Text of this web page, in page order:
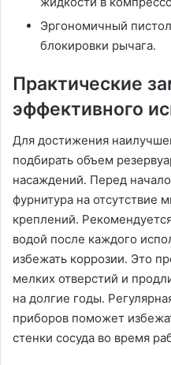
Эргономичный
блокировки рычага․
Практические
эффективного
Для достижения
подбирать объем
насаждений․ Перед
фурнитура на отсутствие
креплений․
водой после каждого
избежать коррозии․ Это
мелких отверстий и
на долгие годы․
приборов поможет
стенки сосуда во время